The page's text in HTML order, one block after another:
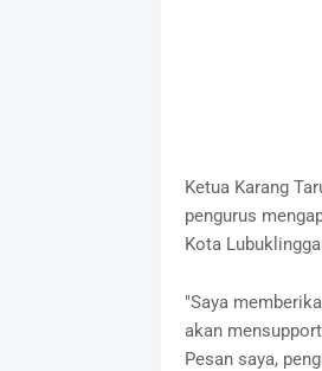
Ketua Karang
pengurus
Kota
"Saya
akan
Pesan saya,